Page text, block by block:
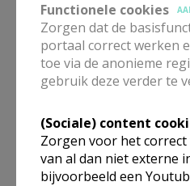
openingsuren info
Deel dit artikel
Functionele cookies
Zorgen dat de
portaal correct werken
toe via de anonieme
gebruik deze verder te
(Sociale) content
Zorgen voor het correct
van al dan niet externe
bijvoorbeeld een